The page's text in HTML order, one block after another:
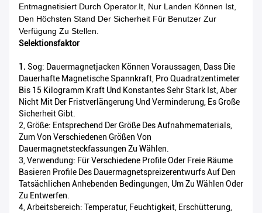
Entmagnetisiert Durch Operator.it, Nur Landen Können Ist,
Den Höchsten Stand Der Sicherheit Für Benutzer Zur
Verfügung Zu Stellen.
Selektionsfaktor
1. Sog: Dauermagnetjacken Können Voraussagen, Dass Die
Dauerhafte Magnetische Spannkraft, Pro Quadratzentimeter
Bis 15 Kilogramm Kraft Und Konstantes Sehr Stark Ist, Aber
Nicht Mit Der Fristverlängerung Und Verminderung, Es Große
Sicherheit Gibt.
2, Größe: Entsprechend Der Größe Des Aufnahmematerials,
Zum Von Verschiedenen Größen Von
Dauermagnetsteckfassungen Zu Wählen.
3, Verwendung: Für Verschiedene Profile Oder Freie Räume
Basieren Profile Des Dauermagnetspreizerentwurfs Auf Den
Tatsächlichen Anhebenden Bedingungen, Um Zu Wählen Oder
Zu Entwerfen.
4, Arbeitsbereich: Temperatur, Feuchtigkeit, Erschütterung,